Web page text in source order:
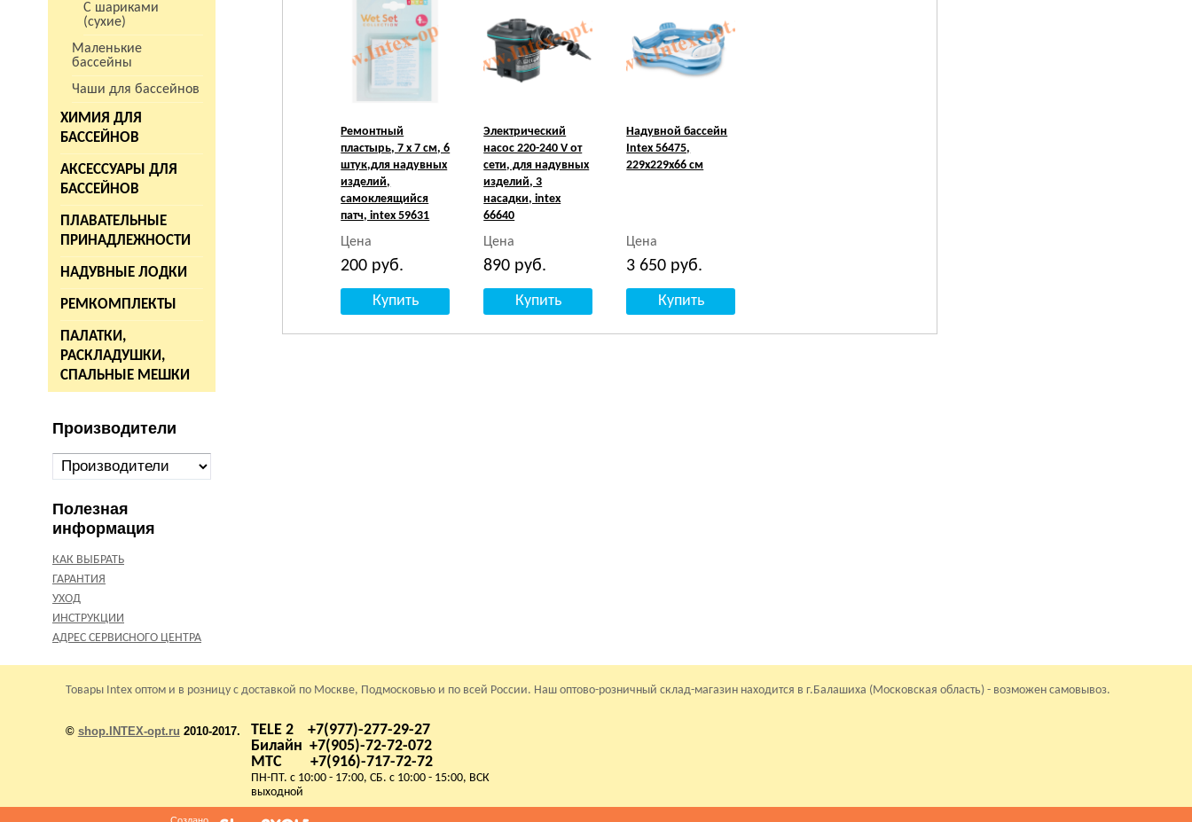
С шариками
(сухие)
Маленькие
бассейны
Чаши для бассейнов
ХИМИЯ ДЛЯ
БАССЕЙНОВ
АКСЕССУАРЫ ДЛЯ
БАССЕЙНОВ
ПЛАВАТЕЛЬНЫЕ
ПРИНАДЛЕЖНОСТИ
НАДУВНЫЕ ЛОДКИ
РЕМКОМПЛЕКТЫ
ПАЛАТКИ,
РАСКЛАДУШКИ,
СПАЛЬНЫЕ МЕШКИ
Производители
Полезная
информация
КАК ВЫБРАТЬ
ГАРАНТИЯ
УХОД
ИНСТРУКЦИИ
АДРЕС СЕРВИСНОГО ЦЕНТРА
Ремонтный
пластырь, 7 х 7 см, 6
штук,для надувных
изделий,
самоклеящийся
патч, intex 59631
Цена
200 руб.
Электрический
насос 220-240 V от
сети, для надувных
изделий, 3
насадки, intex
66640
Цена
890 руб.
Надувной бассейн
Intex 56475,
229х229х66 см
Цена
3 650 руб.
Товары Intex оптом и в розницу с доставкой по Москве, Подмосковью и по всей России. Наш оптово-розничный склад-магазин находится в г.Балашиха (Московская область) - возможен самовывоз.
© shop.INTEX-opt.ru 2010-2017.
TELE 2 +7(977)-277-29-27
Билайн +7(905)-72-72-072
МТС +7(916)-717-72-72
ПН-ПТ. с 10:00 - 17:00, СБ. с 10:00 - 15:00, ВСК
выходной